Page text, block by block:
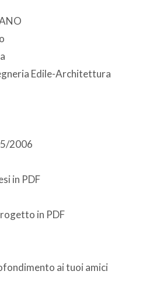
Edile-Architettura
2006
in PDF
in PDF
ai tuoi amici